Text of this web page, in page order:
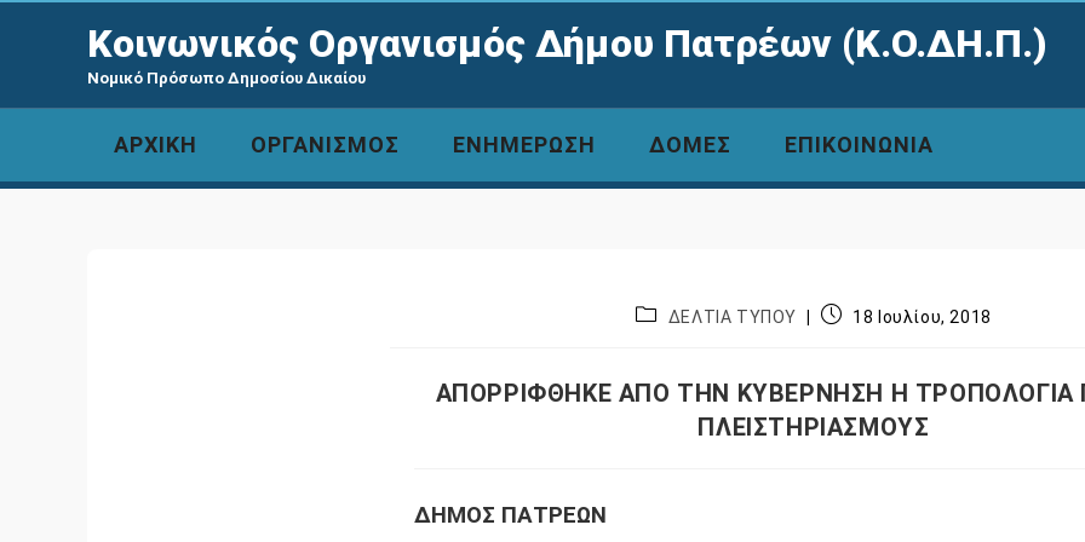
Κοινωνικός Οργανισμός Δήμου Πατρέων (Κ.Ο.ΔΗ.Π.)
Νομικό Πρόσωπο Δημοσίου Δικαίου
ΑΡΧΙΚΗ ΟΡΓΑΝΙΣΜΟΣ ΕΝΗΜΕΡΩΣΗ ΔΟΜΕΣ ΕΠΙΚΟΙΝΩΝΙΑ
ΔΕΛΤΙΑ ΤΥΠΟΥ 18 Ιουλίου, 2018
ΑΠΟΡΡΙΦΘΗΚΕ ΑΠΟ ΤΗΝ ΚΥΒΕΡΝΗΣΗ Η ΤΡΟΠΟΛΟΓΙΑ
ΠΛΕΙΣΤΗΡΙΑΣΜΟΥΣ
ΔΗΜΟΣ ΠΑΤΡΕΩΝ